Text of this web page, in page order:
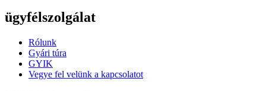
ügyfélszolgálat
Rólunk
Gyári túra
GYIK
Vegye fel velünk a kapcsolatot